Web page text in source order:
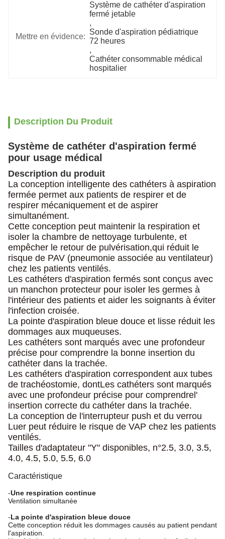
Mettre en évidence:
Système de cathéter d'aspiration
fermé jetable
,
Sonde d'aspiration pédiatrique
72 heures
,
Cathéter consommable médical
hospitalier
Description Du Produit
Système de cathéter d'aspiration fermé
pour usage médical
Description du produit
La conception intelligente des cathéters à aspiration
fermée permet aux patients de respirer et de
respirer mécaniquement et de aspirer
simultanément.
Cette conception peut maintenir la respiration et
isoler la chambre de nettoyage turbulente, et
empêcher le retour de pulvérisation,qui réduit le
risque de PAV (pneumonie associée au ventilateur)
chez les patients ventilés.
Les cathéters d'aspiration fermés sont conçus avec
un manchon protecteur pour isoler les germes à
l'intérieur des patients et aider les soignants à éviter
l'infection croisée.
La pointe d'aspiration bleue douce et lisse réduit les
dommages aux muqueuses.
Les cathéters sont marqués avec une profondeur
précise pour comprendre la bonne insertion du
cathéter dans la trachée.
Les cathéters d'aspiration correspondent aux tubes
de trachéostomie, dontLes cathéters sont marqués
avec une profondeur précise pour comprendre l'
insertion correcte du cathéter dans la trachée.
La conception de l'interrupteur push et du verrou
Luer peut réduire le risque de VAP chez les patients
ventilés.
Tailles d'adaptateur "Y" disponibles, n°2.5, 3.0, 3.5,
4.0, 4.5, 5.0, 5.5, 6.0
Caractéristique
-Une respiration continue
Ventilation simultanée
-La pointe d'aspiration bleue douce
Cette conception réduit les dommages causés au patient pendant
l'aspiration.